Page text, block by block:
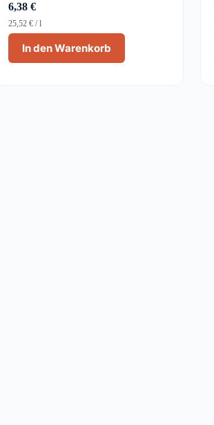
6,38€
In den Warenkorb
25,52€ /l